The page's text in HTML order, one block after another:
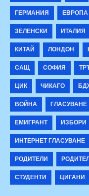
ГЕРМАНИЯ
ЕВРОПА
ЗЕЛЕНСКИ
ИТАЛИЯ
КИТАЙ
ЛОНДОН
САЩ
СОФИЯ
ЦИК
ЧИКАГО
ВОЙНА
ГЛАСУВАНЕ
ЕМИГРАНТ
ИЗБОРИ
ИНТЕРНЕТ ГЛАСУВАНЕ
РОДИТЕЛИ
СТУДЕНТИ
ЦИГАНИ